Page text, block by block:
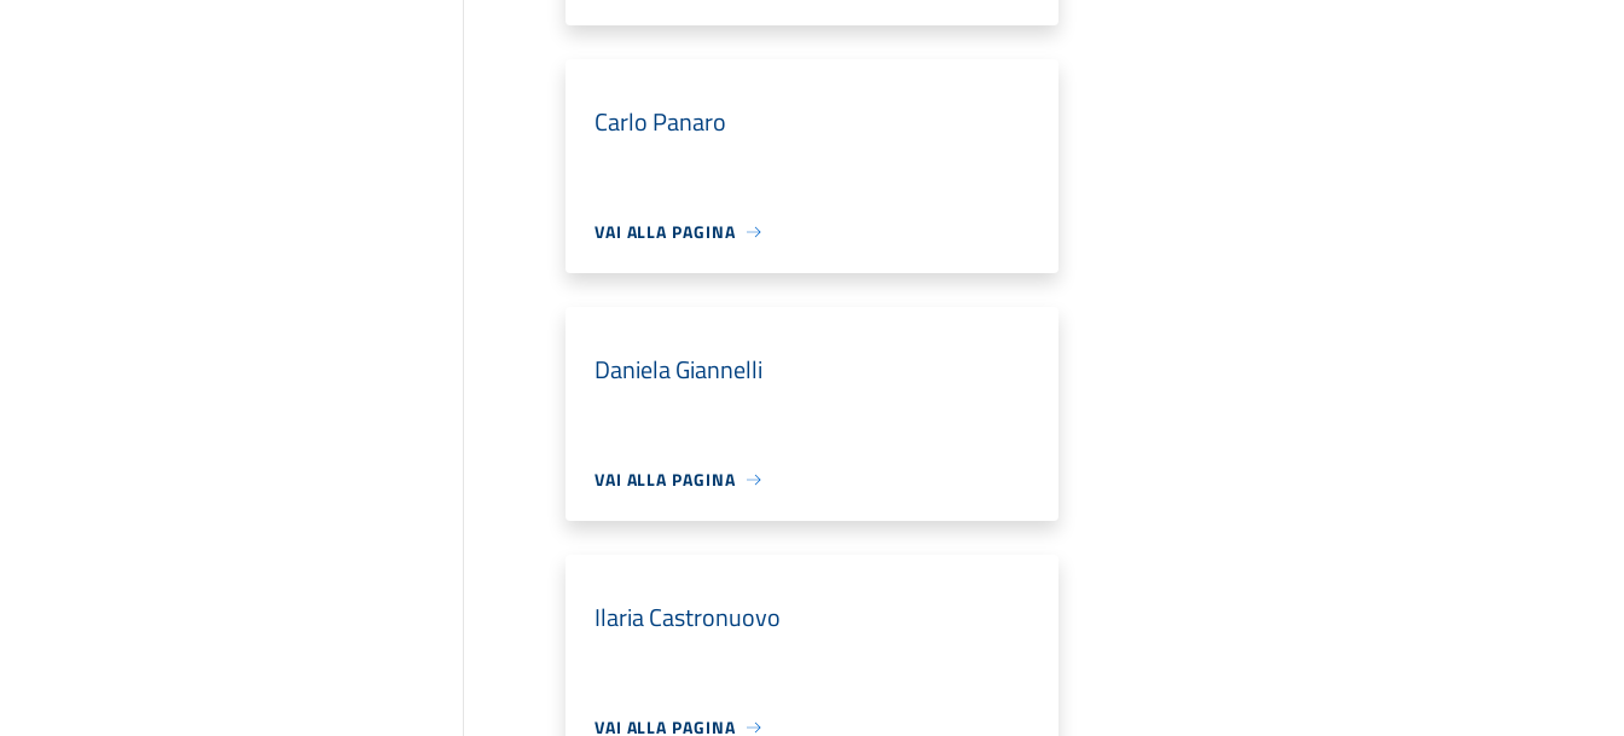
Carlo Panaro
VAI ALLA PAGINA
Daniela Giannelli
VAI ALLA PAGINA
Ilaria Castronuovo
VAI ALLA PAGINA